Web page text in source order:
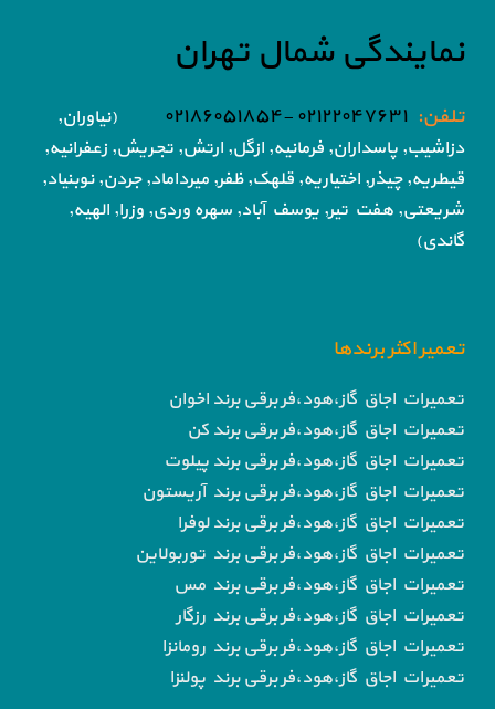
نمایندگی شمال تهران
تلفن: ۰۲۱۲۲۰۴۷۶۳۱ -۰۲۱۸۶۰۵۱۸۵۴
(نیاوران,
دزاشیب, پاسداران, فرمانیه, ازگل, ارتش, تجریش, زعفرانیه,
قیطریه, چیذر, اختیاریه, قلهک, ظفر, میرداماد, جردن, نوبنیاد,
شریعتی, هفت تیر, یوسف آباد, سهره وردی, وزرا, الهیه,
گاندی)
تعمیر اکثر برندها
تعمیرات اجاق گاز،هود،فر برقی برند اخوان
تعمیرات اجاق گاز،هود،فر برقی برند کن
تعمیرات اجاق گاز،هود،فر برقی برند پیلوت
تعمیرات اجاق گاز،هود،فر برقی برند آریستون
تعمیرات اجاق گاز،هود،فر برقی برند لوفرا
تعمیرات اجاق گاز،هود،فر برقی برند توربولاین
تعمیرات اجاق گاز،هود،فر برقی برند مس
تعمیرات اجاق گاز،هود،فر برقی برند رزگار
تعمیرات اجاق گاز،هود،فر برقی برند رومانزا
تعمیرات اجاق گاز،هود،فر برقی برند پولنزا